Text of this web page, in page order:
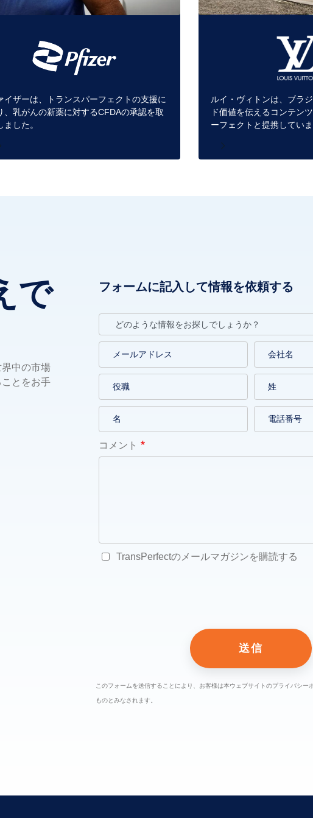
イザーは、トランスパーフェクトの支援に
、乳がんの新薬に対するCFDAの承認を取
ました。
ルイ・ヴィトンは、ブラ
ド価値を伝えるコンテン
ーフェクトと提携していま
で
中の市場
とをお手
フォームに記入して情報を依頼する
コメント
TransPerfectのメールマガジンを購読する
このフォームを送信することにより、お客様は本ウェブサイトのプライバシー
ものとみなされます。